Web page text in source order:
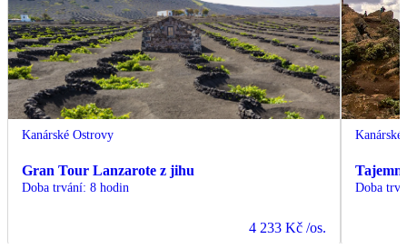
Kanárské Ostrovy
Gran Tour Lanzarote z jihu
Doba trvání: 8 hodin
4 233 Kč /os.
Doba